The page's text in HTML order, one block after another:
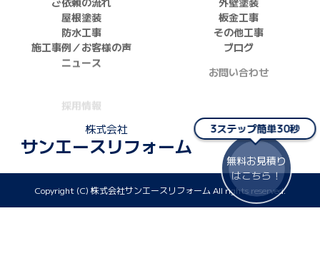
屋根塗装
板金工事
防水工事
その他工事
施工事例／お客様の声
ブログ
ニュース
株式会社
サンエースリフォーム
Copyright (C) 株式会社サンエースリフォーム All rights reserved.
3ステップ簡単30秒
無料お見積り
はこちら！